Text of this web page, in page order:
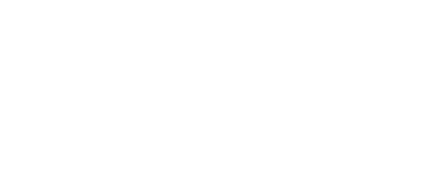
an. Willkommen!